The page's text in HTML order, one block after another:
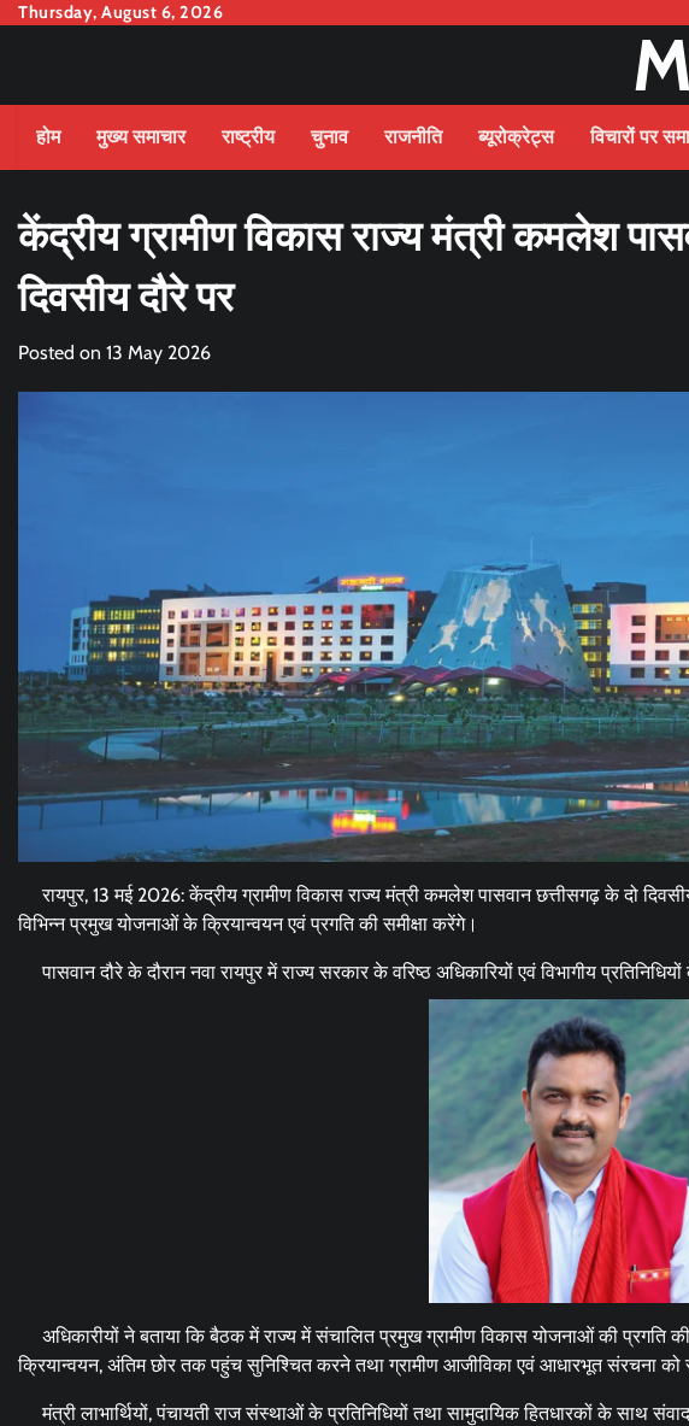
SkipThursday, August 6, 2026
होम मुख्य समाचार राष्ट्रीय चुनाव राजनीति ब्यूरोक्रेट्स विचारों पर
केंद्रीय ग्रामीण विकास राज्य मंत्री कमलेश
दिवसीय दौरे पर
Posted on 13 May 2026
रायपुर, 13 मई 2026: केंद्रीय ग्रामीण विकास राज्य मंत्री कमलेश पासवान छत्तीसगढ़ के दो
विभिन्न प्रमुख योजनाओं के क्रियान्वयन एवं प्रगति की समीक्षा करेंगे।
पासवान दौरे के दौरान नवा रायपुर में राज्य सरकार के वरिष्ठ अधिकारियों एवं विभागीय
अधिकारीयों ने बताया कि बैठक में राज्य में संचालित प्रमुख ग्रामीण विकास योजनाओं की प्रगति
क्रियान्वयन, अंतिम छोर तक पहुंच सुनिश्चित करने तथा ग्रामीण आजीविका एवं आधारभूत संरचना को
मंत्री लाभार्थियों, पंचायती राज संस्थाओं के प्रतिनिधियों तथा सामुदायिक हितधारकों के साथ